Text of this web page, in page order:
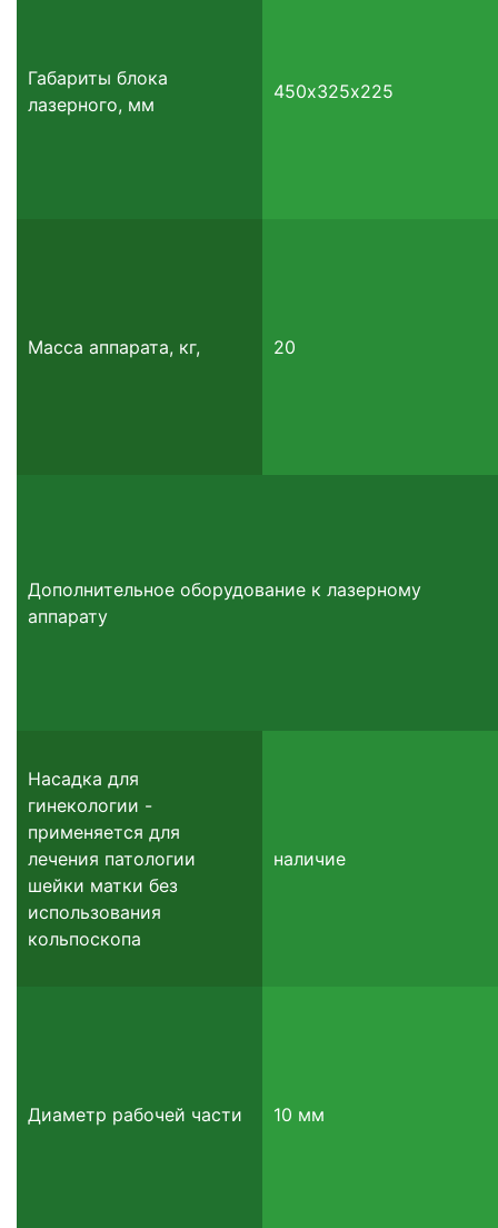
Габариты блока
лазерного, мм
450х325х225
Масса аппарата, кг, 20
Дополнительное оборудование к лазерному
аппарату
Насадка для
гинекологии -
применяется для
лечения патологии
шейки матки без
использования
кольпоскопа
наличие
Диаметр рабочей части 10 мм